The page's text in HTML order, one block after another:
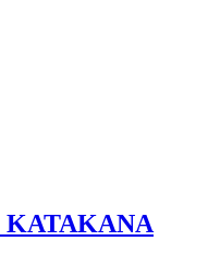
KATAKANA